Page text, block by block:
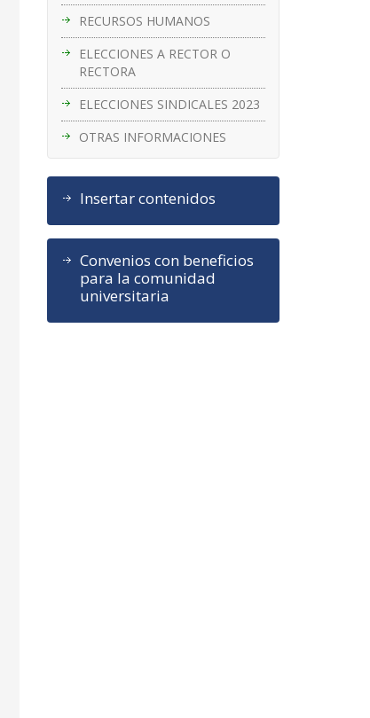
RECURSOS HUMANOS
ELECCIONES A RECTOR O
RECTORA
ELECCIONES SINDICALES 2023
OTRAS INFORMACIONES
Insertar contenidos
Convenios con beneficios
para la comunidad
universitaria